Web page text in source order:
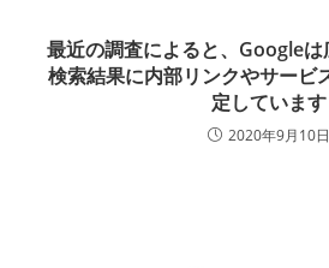
最近の調査によると、Google
検索結果に内部リンクやサービ
定しています
2020年9月10日